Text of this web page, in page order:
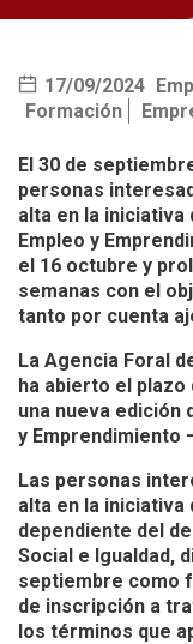
17/09/2024
Formación
El 30 de
personas
alta en la iniciativa
Empleo y
el 16 octubre y
semanas con el
tanto por cuenta
La Agencia Foral
ha abierto el
una nueva edición
y Emprendimiento
Las personas
alta en la
dependiente del
Social e Igualdad,
septiembre como
de inscripción a
los términos que